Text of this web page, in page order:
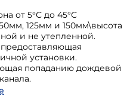
от 5°С до 45°С
125мм и 150мм\высота
и не утепленной.
установки.
попаданию дождевой